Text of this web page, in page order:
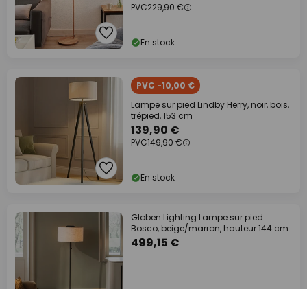
PVC229,90 €
En stock
PVC -10,00 €
Lampe sur pied Lindby Herry, noir, bois,
trépied, 153 cm
139,90 €
PVC149,90 €
En stock
Globen Lighting Lampe sur pied
Bosco, beige/marron, hauteur 144 cm
499,15 €